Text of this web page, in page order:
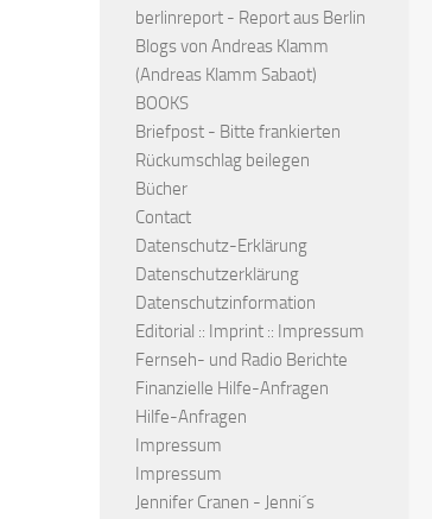
berlinreport - Report aus Berlin
Blogs von Andreas Klamm
(Andreas Klamm Sabaot)
BOOKS
Briefpost - Bitte frankierten
Rückumschlag beilegen
Bücher
Contact
Datenschutz-Erklärung
Datenschutzerklärung
Datenschutzinformation
Editorial :: Imprint :: Impressum
Fernseh- und Radio Berichte
Finanzielle Hilfe-Anfragen
Hilfe-Anfragen
Impressum
Impressum
Jennifer Cranen - Jenni´s